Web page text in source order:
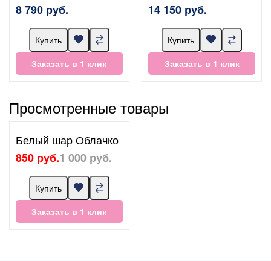
8 790 руб.
Купить
Заказать в 1 клик
14 150 руб.
Купить
Заказать в 1 клик
Просмотренные товары
Белый шар Облачко
850 руб.1 000 руб.
Купить
Заказать в 1 клик